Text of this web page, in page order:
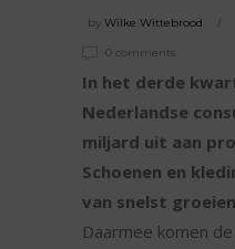
by Wilke Wittebrood
0 comments
In het derde
Nederlandse
miljard uit aan
Schoenen en
van snelst
Daarmee komen